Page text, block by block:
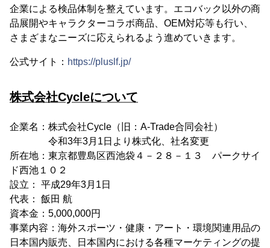
企業による検品体制を整えています。エコバック以外の商
品展開やキャラクターコラボ商品、OEM対応等も行い、
さまざまなニーズに応えられるよう進めていきます。
公式サイト： https://pluslf.jp/
株式会社Cycleについて
企業名：株式会社Cycle（旧：A-Trade合同会社）
令和3年3月1日より株式化、社名変更
所在地：東京都豊島区西池袋４－２８－１３ パークサイ
ド西池１０２
設立： 平成29年3月1日
代表： 飯田 航
資本金：5,000,000円
事業内容：海外スポーツ・健康・アート・環境関連用品の
日本国内販売、日本国内における各種マーケティングの提